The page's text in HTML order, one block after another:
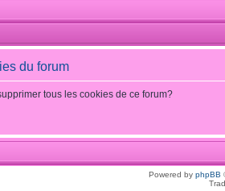
du forum
tous les cookies de ce forum?
Powered by phpBB